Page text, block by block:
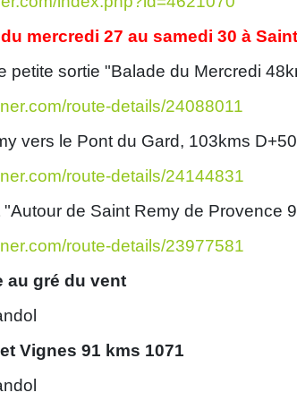
mercredi 27 au samedi 30 à
petite sortie "Balade du Mercredi
route-details/24088011
vers le Pont du Gard, 103kms
route-details/24144831
"Autour de Saint Remy de Provence
route-details/23977581
au gré du vent
Vignes 91 kms 1071